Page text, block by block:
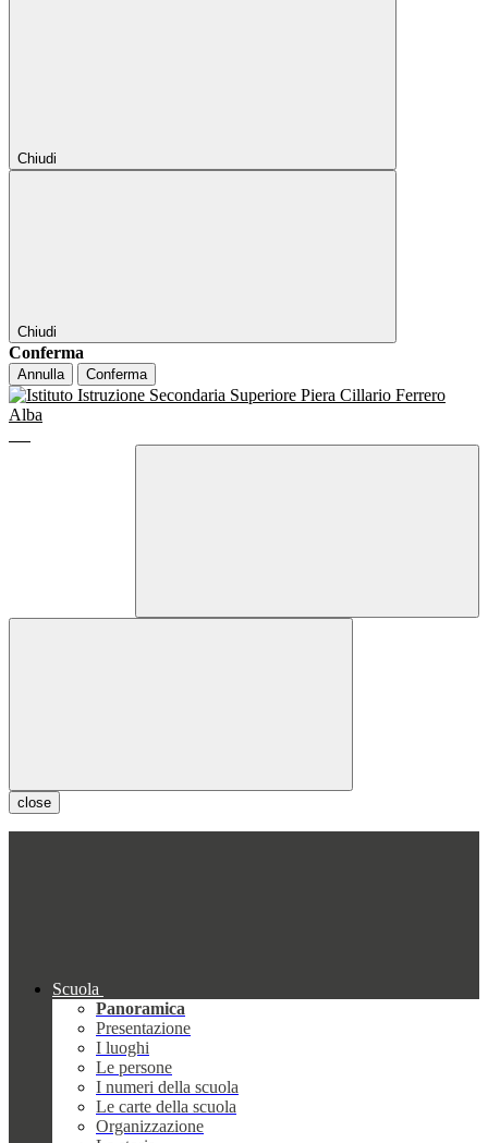
Chiudi
Chiudi
Conferma
Annulla Conferma
close
Scuola
Panoramica
Presentazione
I luoghi
Le persone
I numeri della scuola
Le carte della scuola
Organizzazione